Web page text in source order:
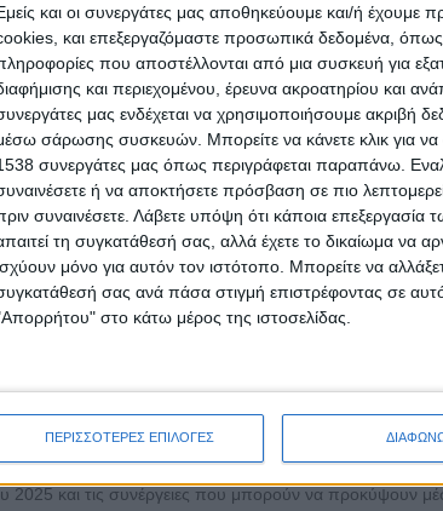
και οι συνεργάτες μας αποθηκεύουμε και/ή
και επεξεργαζόμαστε προσωπικά δεδομένα, όπως
που αποστέλλονται από μια συσκευή για
και περιεχομένου, έρευνα ακροατηρίου και
μας ενδέχεται να χρησιμοποιήσουμε ακριβή
σάρωσης συσκευών. Μπορείτε να κάνετε κλικ για να
συνεργάτες μας όπως περιγράφεται παραπάνω.
ή να αποκτήσετε πρόσβαση σε πιο
συναινέσετε. Λάβετε υπόψη ότι κάποια επεξεργασία
τη συγκατάθεσή σας, αλλά έχετε το δικαίωμα να
μόνο για αυτόν τον ιστότοπο. Μπορείτε να
σας ανά πάσα στιγμή επιστρέφοντας σε
στο κάτω μέρος της ιστοσελίδας.
ΠΕΡΙΣΣΟΤΕΡΕΣ ΕΠΙΛΟΓΕΣ
Εταιρικής Κοινωνικής Ευθύνης
(ΟΤΑ) Α΄ και Β΄ βαθμού (με την προϋπόθεση της
και οι οργανισμοί θα έχουν τη δυνατότητα να
για να ενημερώσουν τους επισκέπτες και να
επισκέψεις από σχολεία πρωτοβάθμιας και
από κοντά την αξία του εθελοντισμού μέσα από
παρουσίαση εθελοντικών οργανώσεων, ομάδων,
για την ενημέρωση των επισκεπτών και των
σε σημεία κατάλληλα διαμορφωμένα για επίδειξη, με
από διάφορες Μη Κυβερνητικές Οργανώσεις και
2025 και τις συνέργειες που μπορούν να προκύψουν